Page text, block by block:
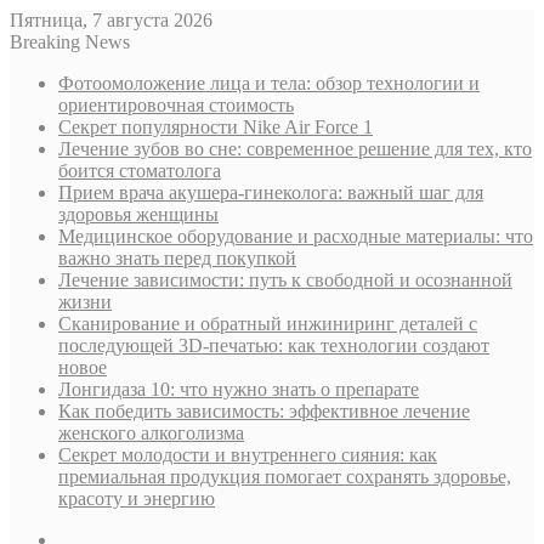
Пятница, 7 августа 2026
Breaking News
Фотоомоложение лица и тела: обзор технологии и
ориентировочная стоимость
Секрет популярности Nike Air Force 1
Лечение зубов во сне: современное решение для тех, кто
боится стоматолога
Прием врача акушера-гинеколога: важный шаг для
здоровья женщины
Медицинское оборудование и расходные материалы: что
важно знать перед покупкой
Лечение зависимости: путь к свободной и осознанной
жизни
Сканирование и обратный инжиниринг деталей с
последующей 3D-печатью: как технологии создают
новое
Лонгидаза 10: что нужно знать о препарате
Как победить зависимость: эффективное лечение
женского алкоголизма
Секрет молодости и внутреннего сияния: как
премиальная продукция помогает сохранять здоровье,
красоту и энергию